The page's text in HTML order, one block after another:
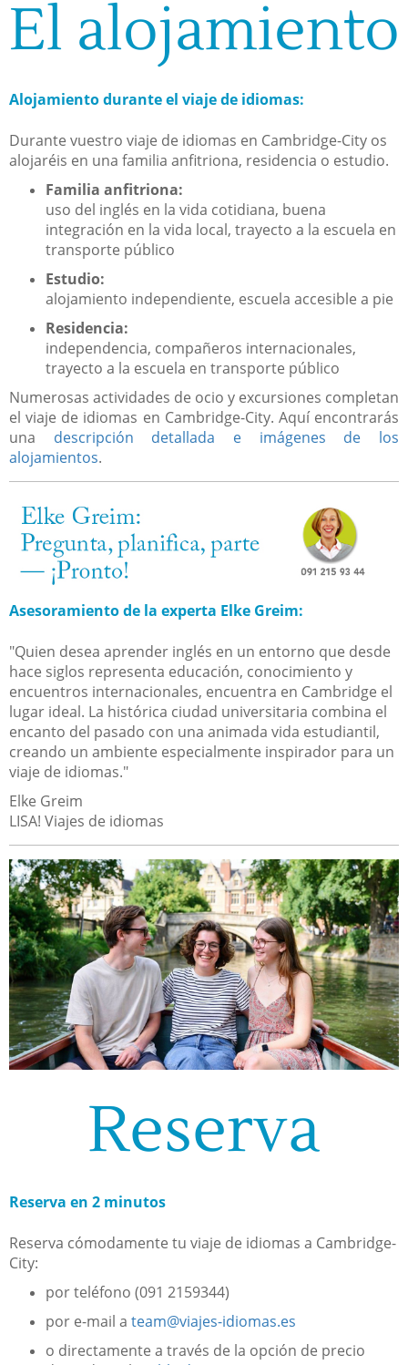
El alojamiento
Alojamiento durante el viaje de idiomas:
Durante vuestro viaje de idiomas en Cambridge-City os
alojaréis en una familia anfitriona, residencia o estudio.
Familia anfitriona:
uso del inglés en la vida cotidiana, buena
integración en la vida local, trayecto a la escuela en
transporte público
Estudio:
alojamiento independiente, escuela accesible a pie
Residencia:
independencia, compañeros internacionales,
trayecto a la escuela en transporte público
Numerosas actividades de ocio y excursiones completan
el viaje de idiomas en Cambridge-City. Aquí encontrarás
una descripción detallada e imágenes de los
alojamientos.
Asesoramiento de la experta Elke Greim:
"Quien desea aprender inglés en un entorno que desde
hace siglos representa educación, conocimiento y
encuentros internacionales, encuentra en Cambridge el
lugar ideal. La histórica ciudad universitaria combina el
encanto del pasado con una animada vida estudiantil,
creando un ambiente especialmente inspirador para un
viaje de idiomas."
Elke Greim
LISA! Viajes de idiomas
Reserva
Reserva en 2 minutos
Reserva cómodamente tu viaje de idiomas a Cambridge-
City:
por teléfono (091 2159344)
por e-mail a team@viajes-idiomas.es
o directamente a través de la opción de precio